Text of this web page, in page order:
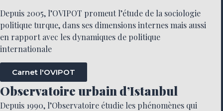
Depuis 2005, l’OVIPOT promeut l’étude de la sociologie
politique turque, dans ses dimensions internes mais aussi
en rapport avec les dynamiques de politique
internationale
Carnet l'OVIPOT
Observatoire urbain d’Istanbul
Depuis 1990, l’Observatoire étudie les phénomènes qui